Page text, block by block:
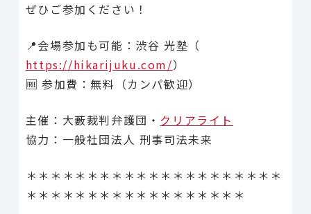
ぜひご参加ください！
📍会場参加も可能：渋谷 光塾（
https://hikarijuku.com/）
🆓 参加費：無料（カンパ歓迎）
主催：大藪裁判弁護団・ クリアライト
協力：一般社団法人 刑事司法未来
＊＊＊＊＊＊＊＊＊＊＊＊＊＊＊＊＊＊＊＊＊
＊＊＊＊＊＊＊＊＊＊＊＊＊＊＊＊＊＊